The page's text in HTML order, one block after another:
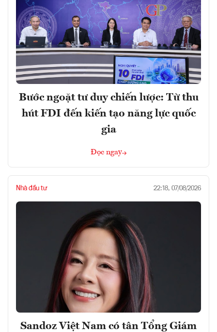
Bước ngoặt tư duy chiến lược: Từ thu
hút FDI đến kiến tạo năng lực quốc
gia
Đọc ngay
Nhà đầu tư 22:18, 07/08/2026
Sandoz Việt Nam có tân Tổng Giám